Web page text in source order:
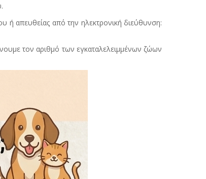
ή απευθείας από την ηλεκτρονική διεύθυνση:
τον αριθμό των εγκαταλελειμμένων ζώων